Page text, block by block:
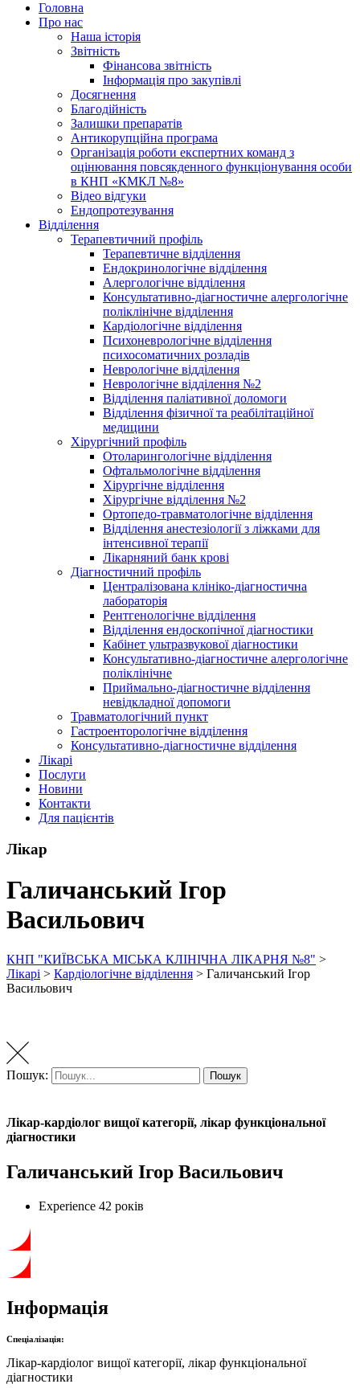
Головна
Про нас
Наша історія
Звітність
Фінансова звітність
Інформація про закупівлі
Досягнення
Благодійність
Залишки препаратів
Антикорупційна програма
Організація роботи експертних команд з
оцінювання повсякденного функціонування особи
в КНП «КМКЛ №8»
Відео відгуки
Ендопротезування
Відділення
Терапевтичний профіль
Терапевтичне відділення
Ендокринологічне відділення
Алергологічне відділення
Консультативно-діагностичне алергологічне
поліклінічне відділення
Кардіологічне відділення
Психоневрологічне відділення
психосоматичних розладів
Неврологічне відділення
Неврологічне відділення №2
Відділення паліативної доломоги
Відділення фізичної та реабілітаційної
медицини
Хірургічний профіль
Отоларингологічне відділення
Офтальмологічне відділення
Хірургічне відділення
Хірургічне відділення №2
Ортопедо-травматологічне відділення
Відділення анестезіології з ліжками для
інтенсивної терапії
Лікарняний банк крові
Діагностичний профіль
Централізована клініко-діагностична
лабораторія
Рентгенологічне відділення
Відділення ендоскопічної діагностики
Кабінет ультразвукової діагностики
Консультативно-діагностичне алергологічне
поліклінічне
Приймально-діагностичне відділення
невідкладної допомоги
Травматологічний пункт
Гастроенторологічне відділення
Консультативно-діагностичне відділення
Лікарі
Послуги
Новини
Контакти
Для пацієнтів
Лікар
Галичанський Ігор
Васильович
КНП "КИЇВСЬКА МІСЬКА КЛІНІЧНА ЛІКАРНЯ №8" >
Лікарі > Кардіологічне відділення > Галичанський Ігор
Васильович
Пошук: Пошук
Лікар-кардіолог вищої категорії, лікар функціональної
діагностики
Галичанський Ігор Васильович
Experience 42 років
Інформація
Спеціалізація:
Лікар-кардіолог вищої категорії, лікар функціональної
діагностики